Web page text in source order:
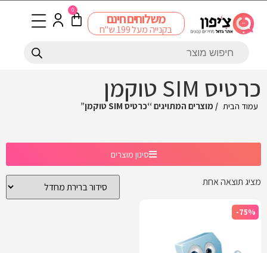
משלוחים חינם
בקנייה מעל 199 ש"ח
0
כרטיס SIM טוקמן
עמוד הבית / מוצרים המתויגים “כרטיס SIM טוקמן”
סינון מוצרים
מציג תוצאה אחת
-75%